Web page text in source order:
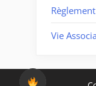
Vie